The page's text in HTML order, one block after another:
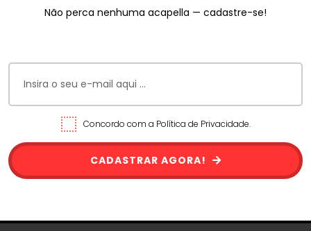
Não perca nenhuma acapella — cadastre-se!
Concordo com a Política de Privacidade.
CADASTRAR AGORA!